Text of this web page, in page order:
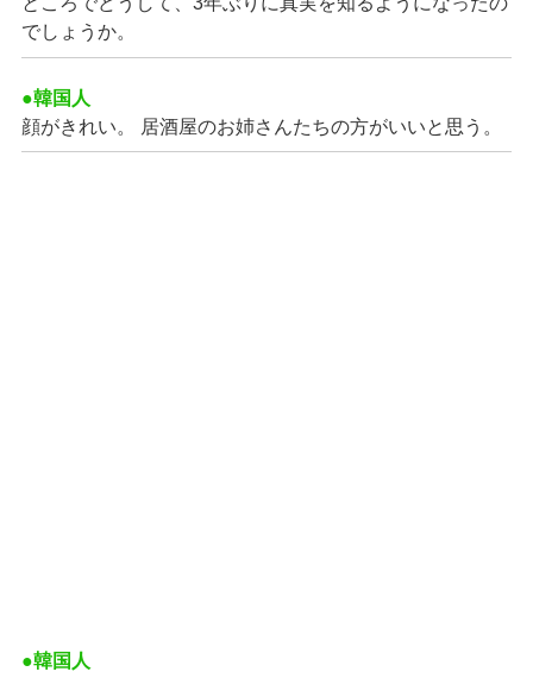
でしょうか。
●韓国人
顔がきれい。 居酒屋のお姉さんたちの方がいいと思う。
●韓国人